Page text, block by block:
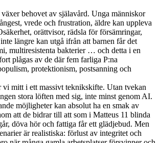
behovet av själavård. Unga människor
vrede och frustration, äldre kan uppleva
orättvisor, rädsla för försämringar,
längre kan utgå ifrån att barnen får det
multiresistenta bakterier … och detta i en
plågas av de där fem farliga P:na
protektionism, postsanning och
vi mitt i ett massivt teknikskifte. Utan tvekan
stora löften med sig, inte minst genom AI.
möjligheter kan absolut ha en smak av
att de bidrar till att som i Matteus 11 blinda
döva hör och fattiga får ett glädjebud. Men
är realistiska: förlust av integritet och